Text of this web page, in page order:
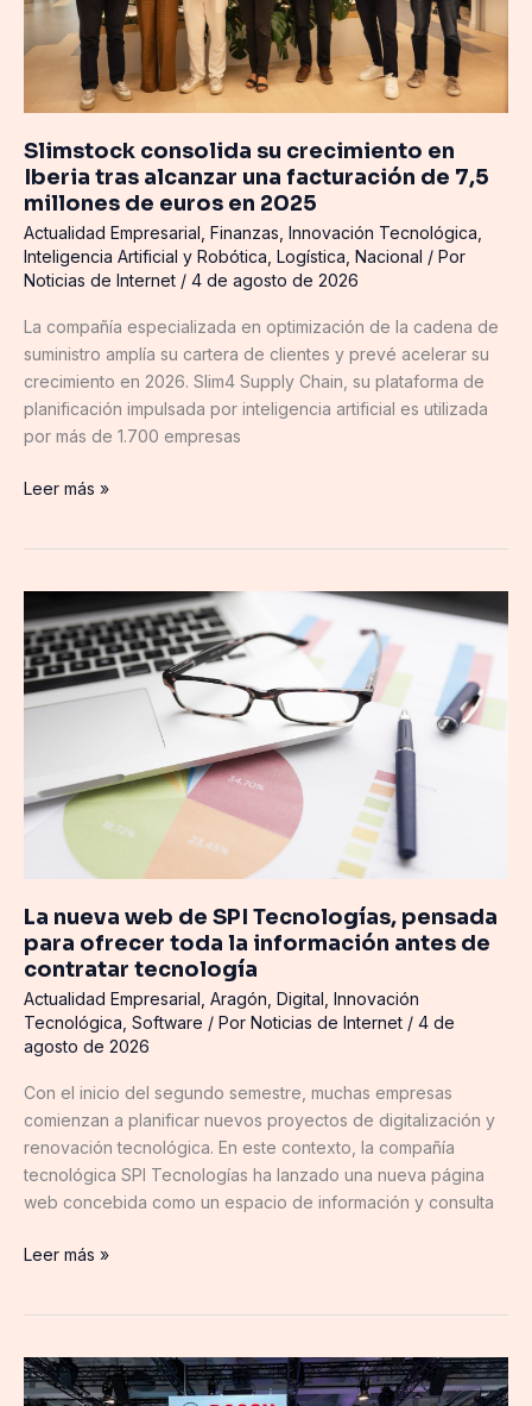
Slimstock consolida su crecimiento en
Iberia tras alcanzar una facturación de 7,5
millones de euros en 2025
Actualidad Empresarial Finanzas Innovación Tecnológica
Inteligencia Artificial y Robótica Logística Nacional / Por
Noticias de Internet / 4 de agosto de 2026
La compañía especializada en optimización de la cadena de
suministro amplía su cartera de clientes y prevé acelerar su
crecimiento en 2026. Slim4 Supply Chain, su plataforma de
planificación impulsada por inteligencia artificial es utilizada
por más de 1.700 empresas
alcanzar
una
facturación
millones
de
euros
en
2025
Leer más »
La nueva web de SPI Tecnologías, pensada
para ofrecer toda la información antes de
contratar tecnología
Actualidad Empresarial Aragón Digital Innovación
Tecnológica Software / Por Noticias de Internet / 4 de
agosto de 2026
Con el inicio del segundo semestre, muchas empresas
comienzan a planificar nuevos proyectos de digitalización y
renovación tecnológica. En este contexto, la compañía
tecnológica SPI Tecnologías ha lanzado una nueva página
web concebida como un espacio de información y consulta
nueva
web
de
SPI
para
ofrecer
información
de
tecnología
Leer más »
Meliconi presentará
en